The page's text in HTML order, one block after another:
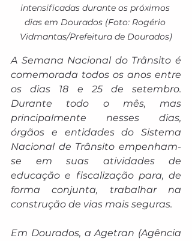
intensificadas durante os próximos
dias em Dourados (Foto: Rogério
Vidmantas/Prefeitura de Dourados)
A Semana Nacional do Trânsito é
comemorada todos os anos entre
os dias 18 e 25 de setembro.
Durante todo o mês, mas
principalmente nesses dias,
órgãos e entidades do Sistema
Nacional de Trânsito empenham-
se em suas atividades de
educação e fiscalização para, de
forma conjunta, trabalhar na
construção de vias mais seguras.
Em Dourados, a Agetran (Agência